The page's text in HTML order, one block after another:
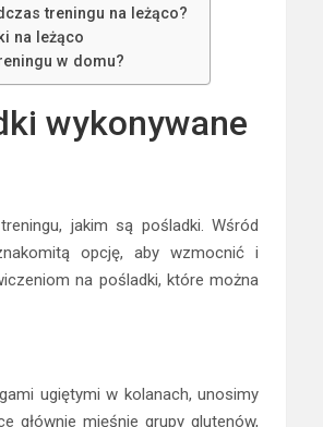
treningu na leżąco?
na leżąco
w domu?
wykonywane
jakim są pośladki. Wśród
opcję, aby wzmocnić i
na pośladki, które można
ugiętymi w kolanach, unosimy
głównie mięśnie grupy glutenów,